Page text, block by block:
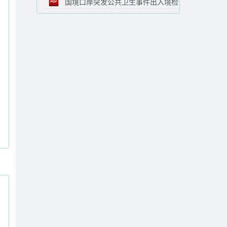
法 国境口岸突发公共卫生事件出入境检